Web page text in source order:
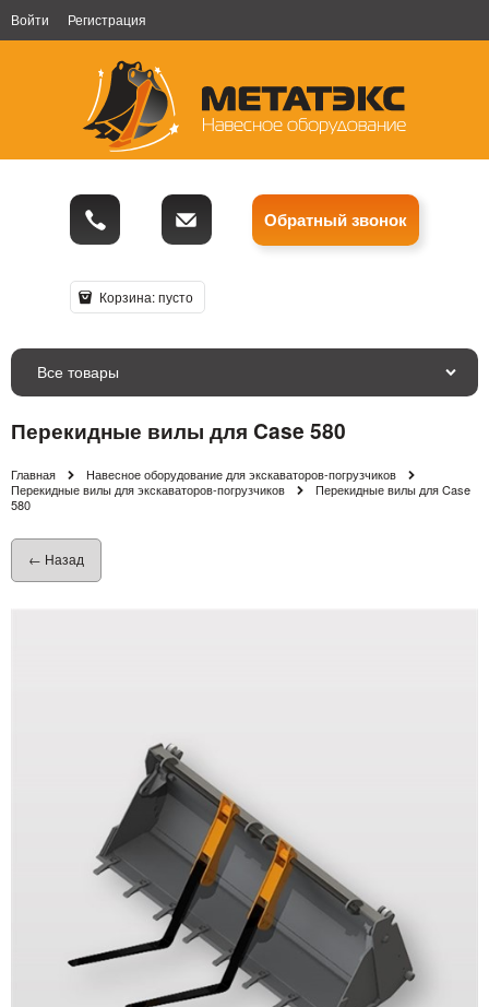
Войти Регистрация
Обратный звонок
Корзина:пусто
Все товары
Перекидные вилы для Case 580
Главная
Навесное оборудование для экскаваторов-погрузчиков
Перекидные вилы для экскаваторов-погрузчиков
Перекидные вилы для Case
580
← Назад